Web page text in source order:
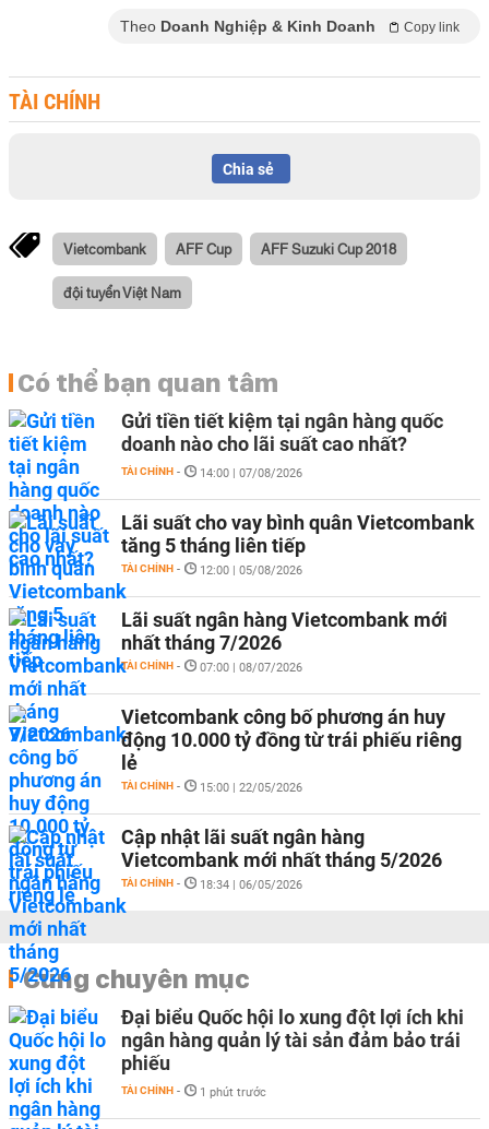
Theo Doanh Nghiệp & Kinh Doanh Copy link
TÀI CHÍNH
Chia sẻ
Vietcombank AFF Cup AFF Suzuki Cup 2018
đội tuyển Việt Nam
Có thể bạn quan tâm
Gửi tiền tiết kiệm tại ngân hàng quốc
doanh nào cho lãi suất cao nhất?
TÀI CHÍNH - 14:00 | 07/08/2026
Lãi suất cho vay bình quân Vietcombank
tăng 5 tháng liên tiếp
TÀI CHÍNH - 12:00 | 05/08/2026
Lãi suất ngân hàng Vietcombank mới
nhất tháng 7/2026
TÀI CHÍNH - 07:00 | 08/07/2026
Vietcombank công bố phương án huy
động 10.000 tỷ đồng từ trái phiếu riêng
lẻ
TÀI CHÍNH - 15:00 | 22/05/2026
Cập nhật lãi suất ngân hàng
Vietcombank mới nhất tháng 5/2026
TÀI CHÍNH - 18:34 | 06/05/2026
Cùng chuyên mục
Đại biểu Quốc hội lo xung đột lợi ích khi
ngân hàng quản lý tài sản đảm bảo trái
phiếu
TÀI CHÍNH - 1 phút trước